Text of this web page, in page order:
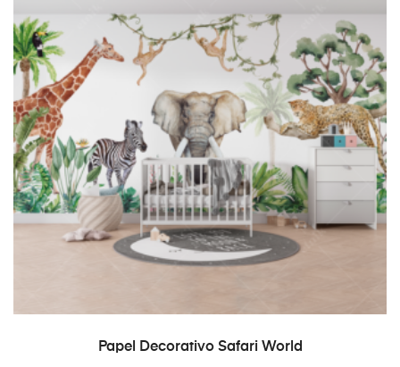
READ MORE
Papel Decorativo Safari World